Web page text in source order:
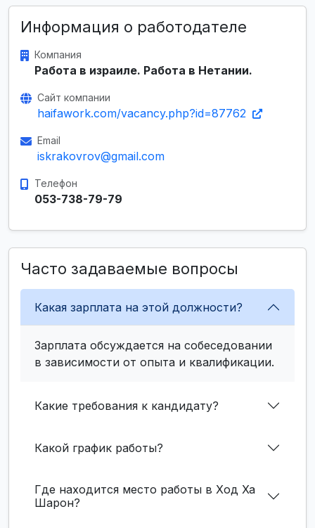
Информация о работодателе
Компания
Работа в израиле. Работа в Нетании.
Сайт компании
haifawork.com/vacancy.php?id=87762
Email
iskrakovrov@gmail.com
Телефон
053-738-79-79
Часто задаваемые вопросы
Какая зарплата на этой должности?
Зарплата обсуждается на собеседовании
в зависимости от опыта и квалификации.
Какие требования к кандидату?
Какой график работы?
Где находится место работы в Ход Ха
Шарон?